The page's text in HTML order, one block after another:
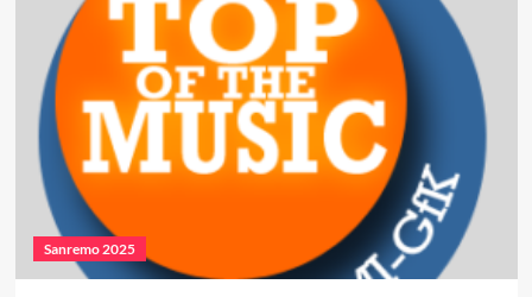
Cover
und
Duette
Sanremo 2025